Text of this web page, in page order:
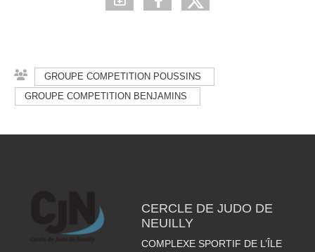
GROUPE COMPETITION POUSSINS
GROUPE COMPETITION BENJAMINS
CERCLE DE JUDO DE
NEUILLY
COMPLEXE SPORTIF DE L’ÎLE